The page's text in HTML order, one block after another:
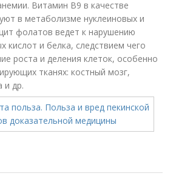
Витамин В9 в качестве
в метаболизме нуклеиновых и
фолатов ведет к нарушению
кислот и белка, следствием чего
роста и деления клеток, особенно
тканях: костный мозг,
и др.